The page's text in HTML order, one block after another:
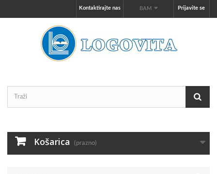
Prijavite se
BAM
Kontaktirajte nas
Košarica (prazno)